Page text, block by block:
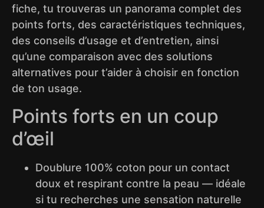
fiche, tu trouveras un panorama complet des
points forts, des caractéristiques techniques,
des conseils d’usage et d’entretien, ainsi
qu’une comparaison avec des solutions
alternatives pour t’aider à choisir en fonction
de ton usage.
Points forts en un coup
d’œil
Doublure 100% coton pour un contact
doux et respirant contre la peau — idéale
si tu recherches une sensation naturelle